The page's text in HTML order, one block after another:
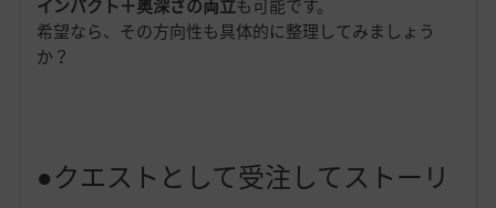
インパクト＋奥深さの両立も可能です。
希望なら、その方向性も具体的に整理してみましょう
か？
●クエストとして受注してストーリ